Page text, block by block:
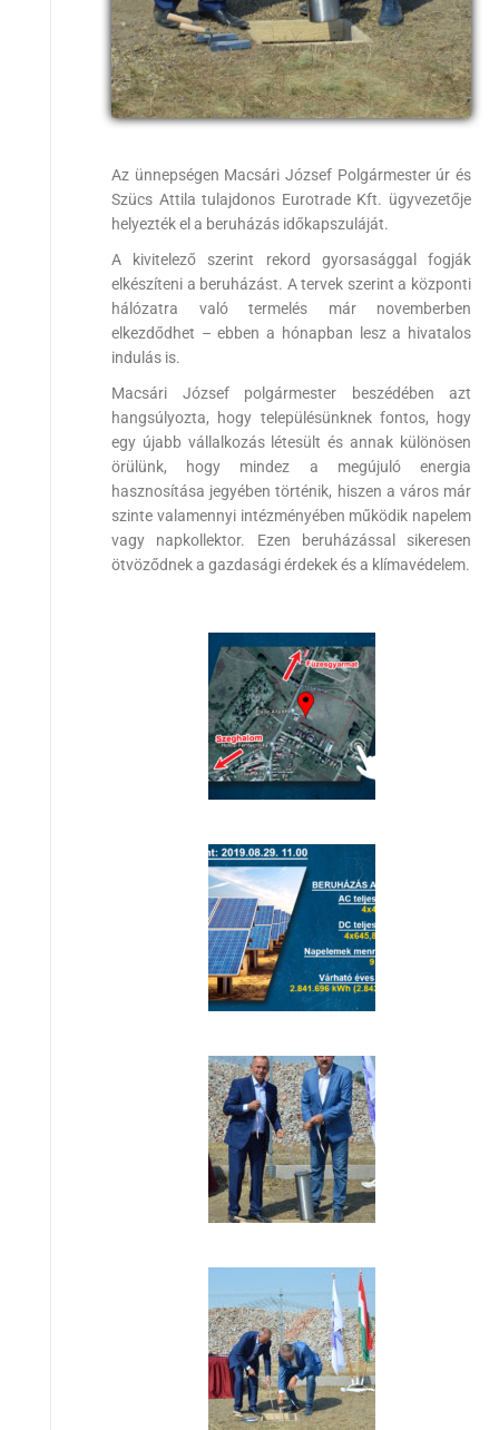
Az ünnepségen Macsári József Polgármester úr és
Szücs Attila tulajdonos Eurotrade Kft. ügyvezetője
helyezték el a beruházás időkapszuláját.
A kivitelező szerint rekord gyorsasággal fogják
elkészíteni a beruházást. A tervek szerint a központi
hálózatra való termelés már novemberben
elkezdődhet – ebben a hónapban lesz a hivatalos
indulás is.
Macsári József polgármester beszédében azt
hangsúlyozta, hogy településünknek fontos, hogy
egy újabb vállalkozás létesült és annak különösen
örülünk, hogy mindez a megújuló energia
hasznosítása jegyében történik, hiszen a város már
szinte valamennyi intézményében működik napelem
vagy napkollektor. Ezen beruházással sikeresen
ötvöződnek a gazdasági érdekek és a klímavédelem.